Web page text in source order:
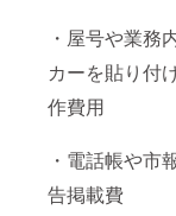
・屋号や業務
カーを貼り付
作費用
・電話帳や市
告掲載費